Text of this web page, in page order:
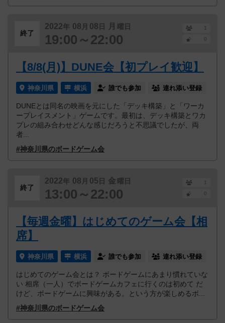
終了
2022年 08 月 08 日 月 曜日
19:00～22:00
1
0
【8/8(月)】DUNE会【初プレイ歓迎】
神奈川県 横浜 誰でも参加 連れ添い登録
DUNEとは同名の映画を元にした「デッキ構築」と「ワーカ
ープレイスメント」ゲームです。最初は、デッキ構築とワカ
プレの組み合わせどんな感じだろうと不思議でしたが、両
者...
#神奈川県のボードゲーム会
終了
2022年 08 月 05 日 金曜日
13:00～22:00
1
0
【毎週金曜】はじめてのゲーム会【相
席】
神奈川県 横浜 誰でも参加 連れ添い登録
はじめてのゲーム会とは？ ボードゲームにあまり慣れていな
い 相席（一人）でボードゲームカフェに行くのは初めて だ
けど、ボードゲームに興味がある。という方が楽しめるボ...
#神奈川県のボードゲーム会